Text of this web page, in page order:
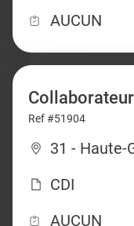
AUCUN
Ref #51904
31 - Haute-
CDI
AUCUN